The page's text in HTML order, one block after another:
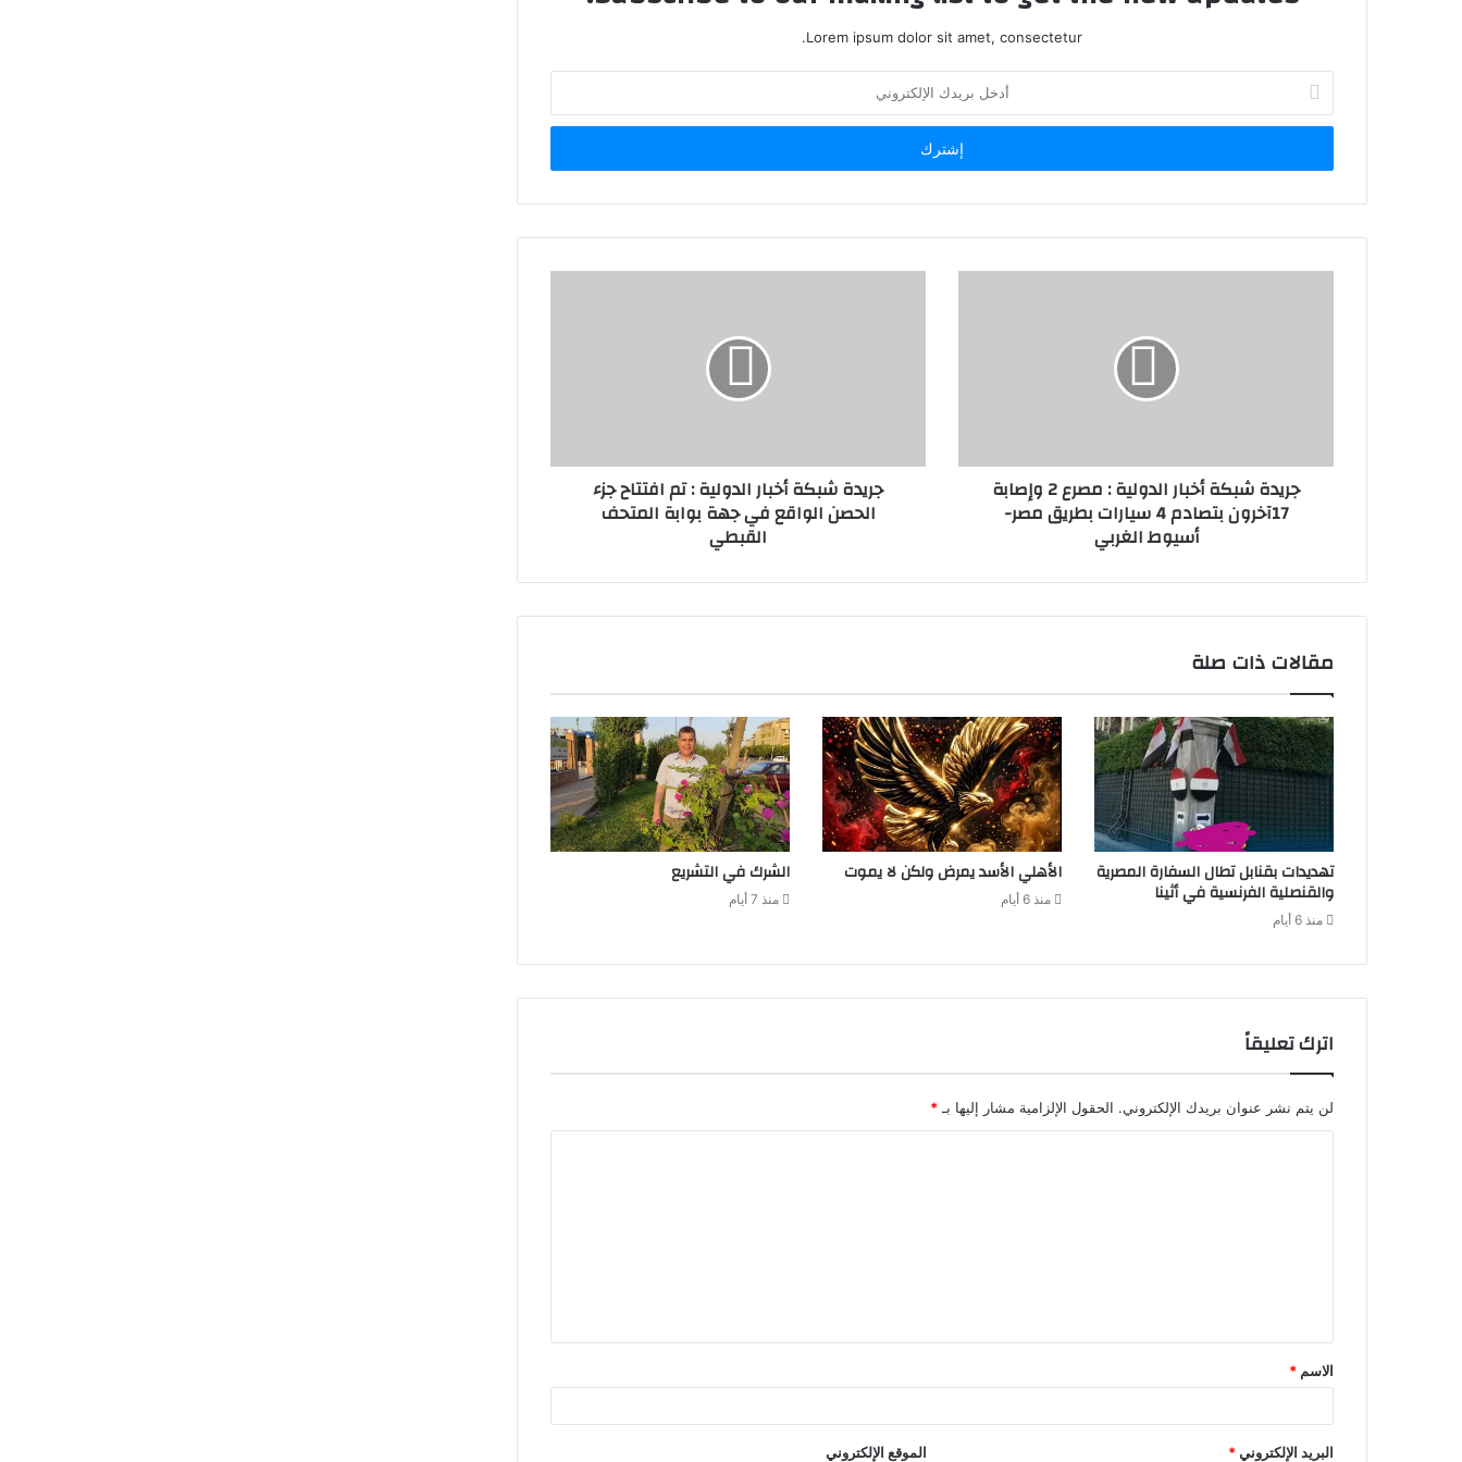
Lorem ipsum dolor sit amet, consectetur.
بريدك
الإلكتروني
جريدة شبكة أخبار الدولية : مصرع 2 وإصابة
17آخرون بتصادم 4 سيارات بطريق مصر-
أسيوط الغربي
جريدة شبكة أخبار الدولية : تم افتتاح جزء
الحصن الواقع في جهة بوابة المتحف
القبطي
مقالات ذات صلة
تهديدات بقنابل تطال السفارة المصرية
والقنصلية الفرنسية في أثينا
منذ 6 أيام
الأهلي الأسد يمرض ولكن لا يموت
منذ 6 أيام
الشرك في التشريع
منذ 7 أيام
اترك تعليقاً
لن يتم نشر عنوان بريدك الإلكتروني. الحقول الإلزامية مشار إليها بـ*
الاسم *
البريد الإلكتروني* الموقع الإلكتروني